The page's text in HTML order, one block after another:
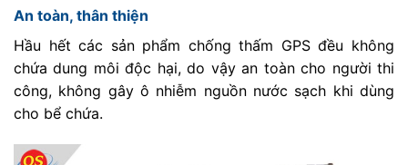
An toàn, thân thiện
Hầu hết các sản phẩm chống thấm GPS đều không
chứa dung môi độc hại, do vậy an toàn cho người thi
công, không gây ô nhiễm nguồn nước sạch khi dùng
cho bể chứa.